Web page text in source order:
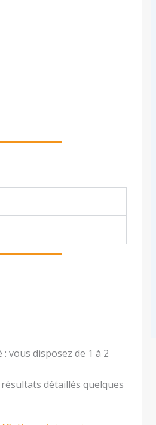
vous disposez de 1 à 2
détaillés quelques